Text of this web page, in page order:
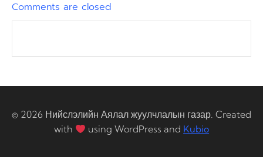
Comments are closed
© 2026 Нийслэлийн Аялал жуулчлалын газар. Created
with
using WordPress and Kubio